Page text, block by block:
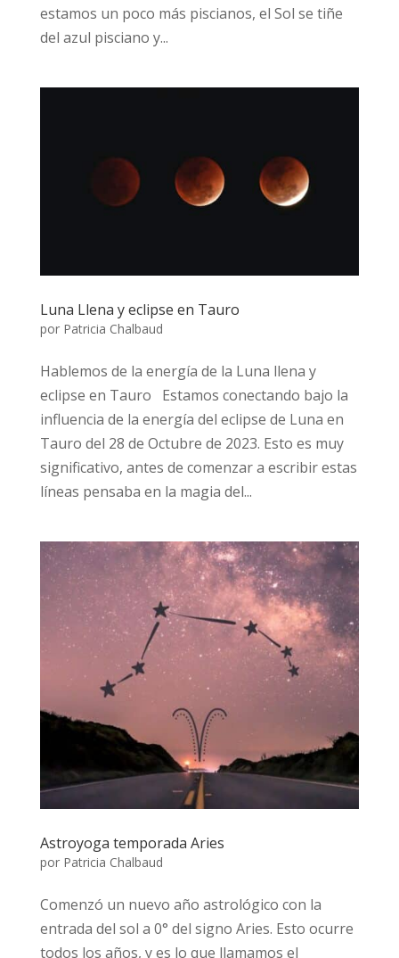
estamos un poco más piscianos, el Sol se tiñe
del azul pisciano y...
Luna Llena y eclipse en Tauro
por Patricia Chalbaud
Hablemos de la energía de la Luna llena y
eclipse en Tauro Estamos conectando bajo la
influencia de la energía del eclipse de Luna en
Tauro del 28 de Octubre de 2023. Esto es muy
significativo, antes de comenzar a escribir estas
líneas pensaba en la magia del...
Astroyoga temporada Aries
por Patricia Chalbaud
Comenzó un nuevo año astrológico con la
entrada del sol a 0° del signo Aries. Esto ocurre
todos los años, y es lo que llamamos el